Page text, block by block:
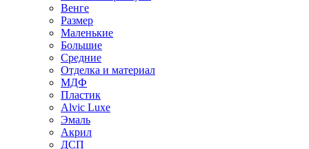
Венге
Размер
Маленькие
Большие
Средние
Отделка и материал
МДФ
Пластик
Alvic Luxe
Эмаль
Акрил
ДСП